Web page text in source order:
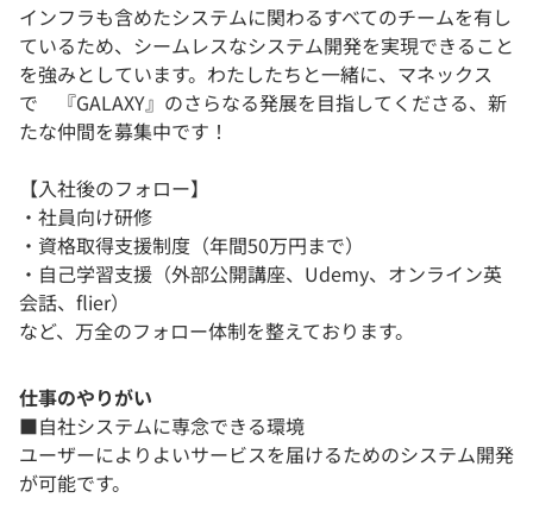
インフラも含めたシステムに関わるすべてのチームを有し
ているため、シームレスなシステム開発を実現できること
を強みとしています。わたしたちと一緒に、マネックス
で 『GALAXY』のさらなる発展を目指してくださる、新
たな仲間を募集中です！
【入社後のフォロー】
・社員向け研修
・資格取得支援制度（年間50万円まで）
・自己学習支援（外部公開講座、Udemy、オンライン英
会話、flier）
など、万全のフォロー体制を整えております。
仕事のやりがい
■自社システムに専念できる環境
ユーザーによりよいサービスを届けるためのシステム開発
が可能です。